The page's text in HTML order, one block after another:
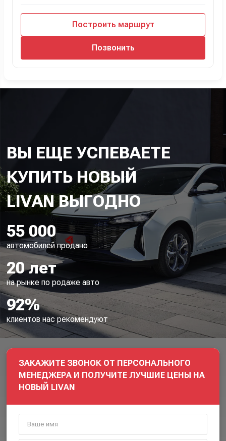
Построить маршрут
Позвонить
ЗАКАЖИТЕ ЗВОНОК ОТ ПЕРСОНАЛЬНОГО
МЕНЕДЖЕРА И ПОЛУЧИТЕ ЛУЧШИЕ ЦЕНЫ НА
НОВЫЙ LIVAN
ВЫ ЕЩЕ УСПЕВАЕТЕ
КУПИТЬ НОВЫЙ
LIVAN ВЫГОДНО
55 000
автомобилей продано
20 лет
на рынке по родаже авто
92%
клиентов нас рекомендуют